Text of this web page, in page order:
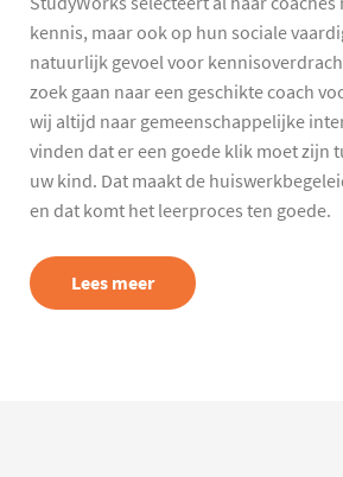
kennis, maar ook op hun sociale
natuurlijk gevoel voor
zoek gaan naar een geschikte coach
wij altijd naar gemeenschappelijke
vinden dat er een goede klik moet zijn
uw kind. Dat maakt de
en dat komt het leerproces ten goede.
Lees meer